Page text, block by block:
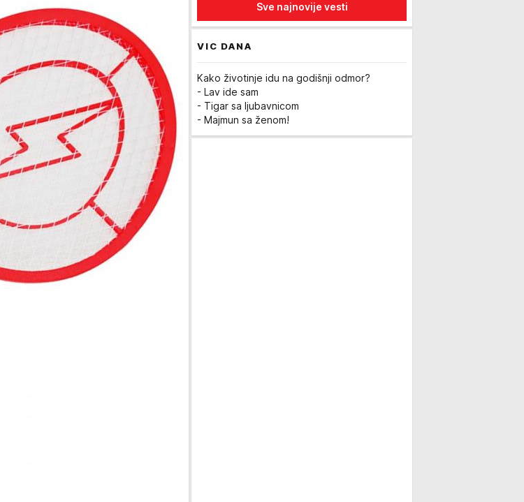
Sve najnovije vesti
VIC DANA
Kako životinje idu na godišnji odmor?
- Lav ide sam
- Tigar sa ljubavnicom
- Majmun sa ženom!